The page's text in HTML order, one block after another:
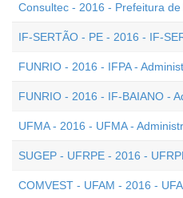
Consultec - 2016 - Prefeitura
IF-SERTÃO - PE - 2016 - IF-
FUNRIO - 2016 - IFPA -
FUNRIO - 2016 - IF-BAIANO -
UFMA - 2016 - UFMA -
SUGEP - UFRPE - 2016 -
COMVEST - UFAM - 2016 -